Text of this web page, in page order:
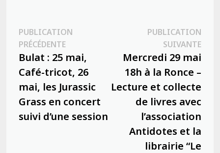
Navigation
de
l’article
PUBLICATION
PRÉCÉDENTEPublication
précédente :
Bulat : 25 mai,
Café-tricot, 26
mai, les Jurassic
Grass en concert
suivi d’une session
PUBLICATION
SUIVANTE
Mercredi 29 mai
18h à la Ronce –
Lecture et collecte
de livres avec
l’association
Antidotes et la
librairie “Le